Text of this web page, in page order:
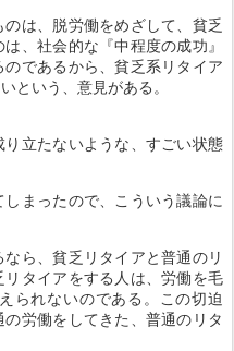
は、脱労働をめざして、貧乏
、社会的な『中程度の成功』
であるから、貧乏系リタイア
という、意見がある。
立たないような、すごい状態
まったので、こういう議論に
ら、貧乏リタイアと普通のリ
タイアをする人は、労働を毛
られないのである。この切迫
労働をしてきた、普通のリタ